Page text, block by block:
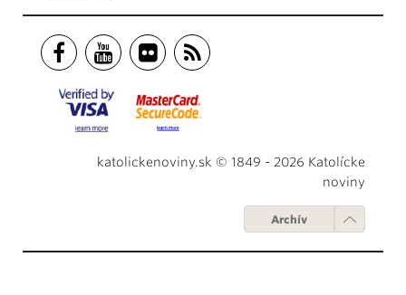
katolickenoviny.sk © 1849 - 2026 Katolícke
noviny
Archív